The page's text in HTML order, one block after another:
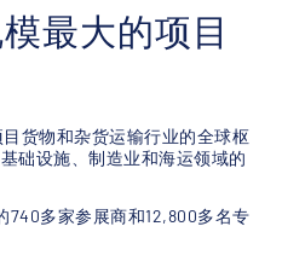
最大的项目
目货物和杂货运输行业的全球枢
础设施、制造业和海运领域的
740多家参展商和12,800多名专